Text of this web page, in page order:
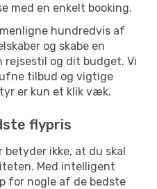
med en enkelt booking.
hundredvis af
og skabe en
rejsestil og dit budget. Vi
tilbud og vigtige
er kun et klik væk.
flypris
betyder ikke, at du skal
Med intelligent
for nogle af de bedste